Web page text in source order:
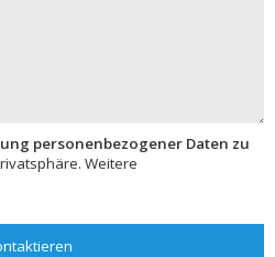
personenbezogener Daten zu
Weitere